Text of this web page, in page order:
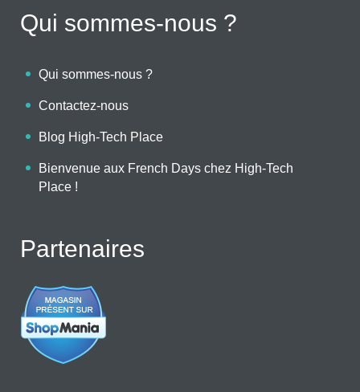
Qui sommes-nous ?
Qui sommes-nous ?
Contactez-nous
Blog High-Tech Place
Bienvenue aux French Days chez High-Tech
Place !
Partenaires